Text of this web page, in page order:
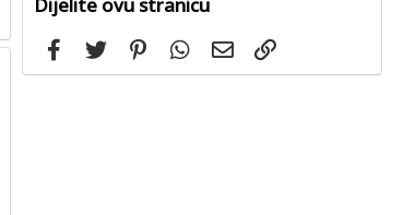
Facebook
Twitter PinterestWhatsApp
Email